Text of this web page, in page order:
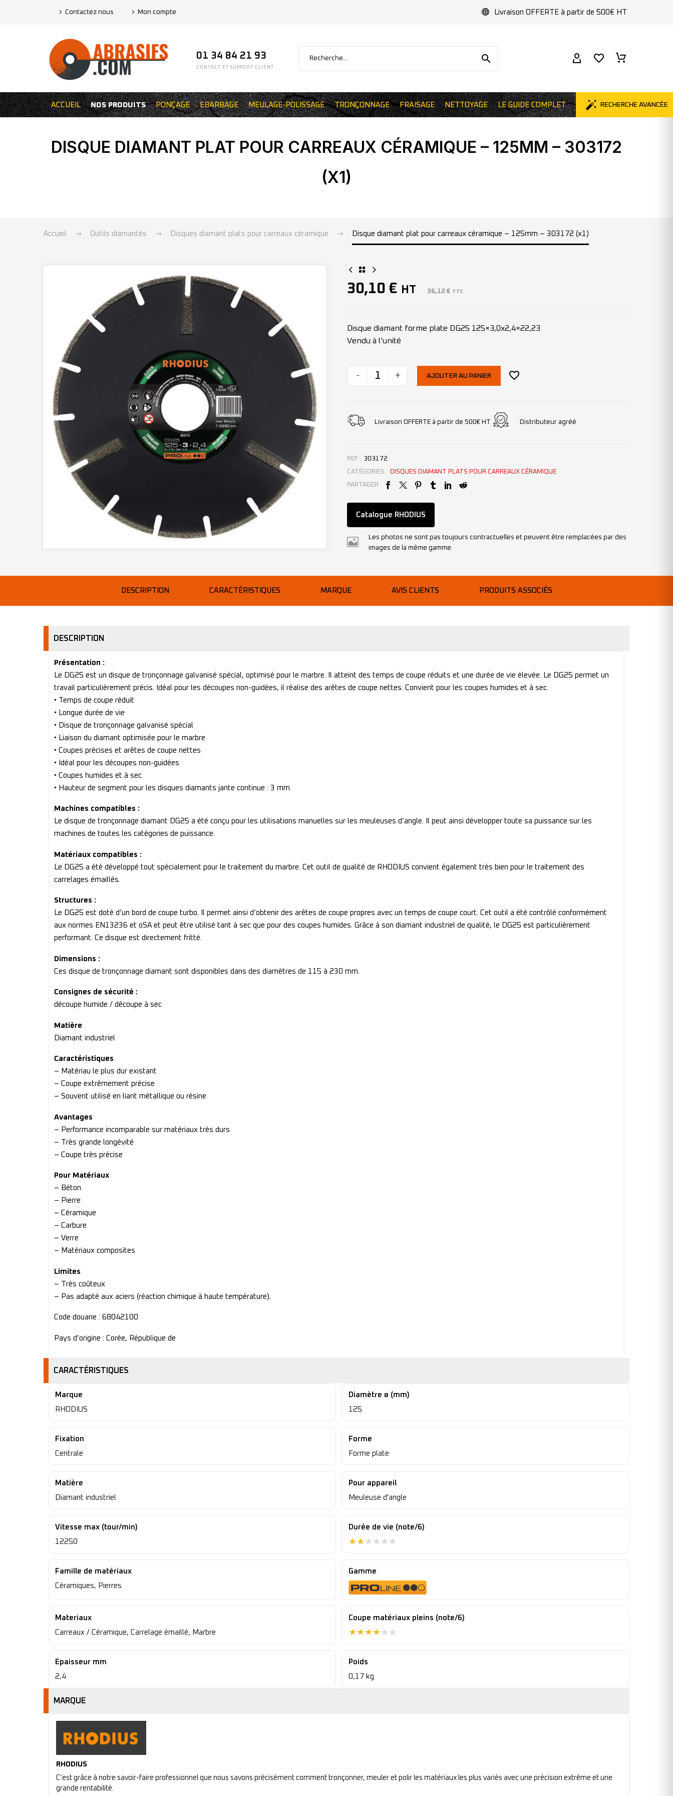
Contactez nous Mon compte Livraison OFFERTE à partir de 500€ HT
01 34 84 21 93
CONTACT ET SUPPORT CLIENT
ACCUEIL NOS PRODUITS PONÇAGE EBARBAGE MEULAGE-POLISSAGE TRONÇONNAGE FRAISAGE NETTOYAGE LE GUIDE COMPLET RECHERCHE AVANCÉE
DISQUE DIAMANT PLAT POUR CARREAUX CÉRAMIQUE – 125MM – 303172
(X1)
Accueil Outils diamantés Disques diamant plats pour carreaux céramique Disque diamant plat pour carreaux céramique – 125mm – 303172 (x1)
30,10 € HT 36,12 € TTC
Disque diamant forme plate DG25 125×3,0x2,4×22,23
Vendu à l’unité
- + AJOUTER AU PANIER
Livraison OFFERTE à partir de 500€ HT Distributeur agréé
REF : 303172
CATÉGORIES :
DISQUES DIAMANT PLATS POUR CARREAUX CÉRAMIQUE
PARTAGER :
Catalogue RHODIUS
Les photos ne sont pas toujours contractuelles et peuvent être remplacées par des
images de la même gamme
DESCRIPTION CARACTÉRISTIQUES MARQUE AVIS CLIENTS PRODUITS ASSOCIÉS
DESCRIPTION
Présentation :
Le DG25 est un disque de tronçonnage galvanisé spécial, optimisé pour le marbre. Il atteint des temps de coupe réduits et une durée de vie élevée. Le DG25 permet un
travail particulièrement précis. Idéal pour les découpes non-guidées, il réalise des arêtes de coupe nettes. Convient pour les coupes humides et à sec.
• Temps de coupe réduit
• Longue durée de vie
• Disque de tronçonnage galvanisé spécial
• Liaison du diamant optimisée pour le marbre
• Coupes précises et arêtes de coupe nettes
• Idéal pour les découpes non-guidées
• Coupes humides et à sec
• Hauteur de segment pour les disques diamants jante continue : 3 mm
Machines compatibles :
Le disque de tronçonnage diamant DG25 a été conçu pour les utilisations manuelles sur les meuleuses d’angle. Il peut ainsi développer toute sa puissance sur les
machines de toutes les catégories de puissance.
Matériaux compatibles :
Le DG25 a été développé tout spécialement pour le traitement du marbre. Cet outil de qualité de RHODIUS convient également très bien pour le traitement des
carrelages émaillés.
Structures :
Le DG25 est doté d’un bord de coupe turbo. Il permet ainsi d’obtenir des arêtes de coupe propres avec un temps de coupe court. Cet outil a été contrôlé conformément
aux normes EN13236 et oSA et peut être utilisé tant à sec que pour des coupes humides. Grâce à son diamant industriel de qualité, le DG25 est particulièrement
performant. Ce disque est directement fritté.
Dimensions :
Ces disque de tronçonnage diamant sont disponibles dans des diamètres de 115 à 230 mm.
Consignes de sécurité :
découpe humide / découpe à sec
Matière
Diamant industriel
Caractéristiques
– Matériau le plus dur existant
– Coupe extrêmement précise
– Souvent utilisé en liant métallique ou résine
Avantages
– Performance incomparable sur matériaux très durs
– Très grande longévité
– Coupe très précise
Pour Matériaux
– Béton
– Pierre
– Céramique
– Carbure
– Verre
– Matériaux composites
Limites
– Très coûteux
– Pas adapté aux aciers (réaction chimique à haute température).
Code douane : 68042100
Pays d’origine : Corée, République de
CARACTÉRISTIQUES
Marque
RHODIUS
Diamètre ø (mm)
125
Fixation
Centrale
Forme
Forme plate
Matière
Diamant industriel
Pour appareil
Meuleuse d'angle
Vitesse max (tour/min)
12250
Durée de vie (note/6)
★★★ ★ ★ ★
Famille de matériaux
Céramiques, Pierres
Gamme
Materiaux
Carreaux / Céramique, Carrelage émaillé, Marbre
Coupe matériaux pleins (note/6)
★★★★★ ★
Epaisseur mm
2,4
Poids
0,17 kg
MARQUE
RHODIUS
C’est grâce à notre savoir-faire professionnel que nous savons précisément comment tronçonner, meuler et polir les matériaux les plus variés avec une précision extrême et une
grande rentabilité.